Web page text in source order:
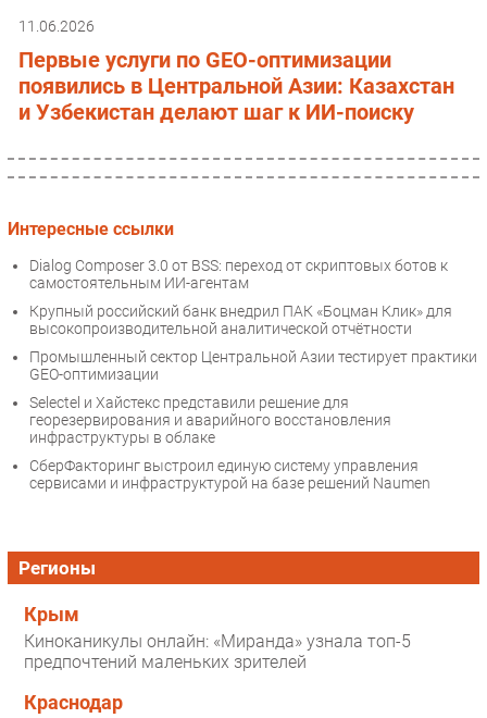
11.06.2026
Первые услуги по GEO-оптимизации
появились в Центральной Азии: Казахстан
и Узбекистан делают шаг к ИИ-поиску
Интересные ссылки
Dialog Composer 3.0 от BSS: переход от скриптовых ботов к
самостоятельным ИИ-агентам
Крупный российский банк внедрил ПАК «Боцман Клик» для
высокопроизводительной аналитической отчётности
Промышленный сектор Центральной Азии тестирует практики
GEO-оптимизации
Selectel и Хайстекс представили решение для
георезервирования и аварийного восстановления
инфраструктуры в облаке
СберФакторинг выстроил единую систему управления
сервисами и инфраструктурой на базе решений Naumen
Регионы
Крым
Киноканикулы онлайн: «Миранда» узнала топ-5
предпочтений маленьких зрителей
Краснодар